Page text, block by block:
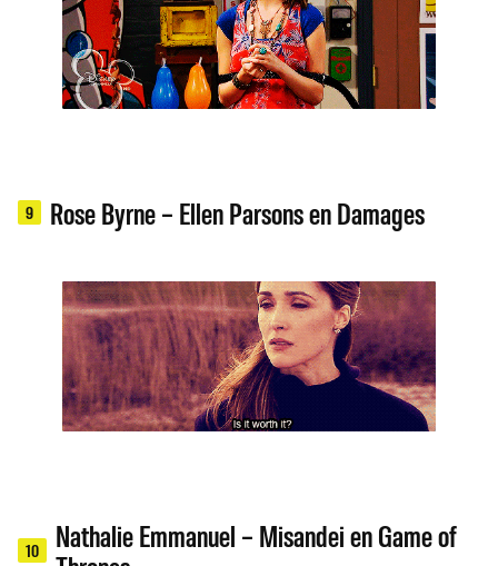
9 Rose Byrne – Ellen Parsons en Damages
10
Nathalie Emmanuel – Misandei en Game of